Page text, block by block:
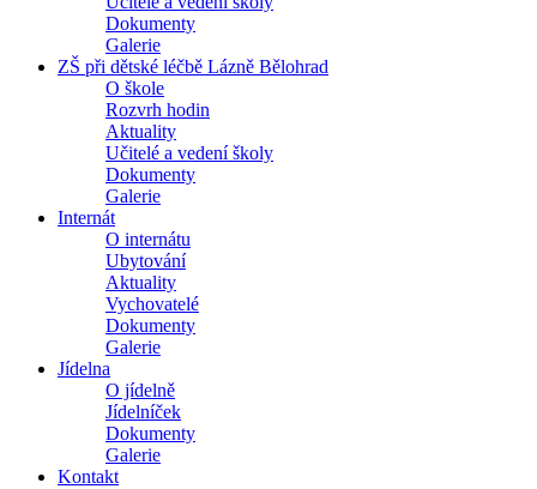
Dokumenty
Galerie
ZŠ při dětské léčbě Lázně Bělohrad
O škole
Rozvrh hodin
Aktuality
Učitelé a vedení školy
Dokumenty
Galerie
Internát
O internátu
Ubytování
Aktuality
Vychovatelé
Dokumenty
Galerie
Jídelna
O jídelně
Jídelníček
Dokumenty
Galerie
Kontakt